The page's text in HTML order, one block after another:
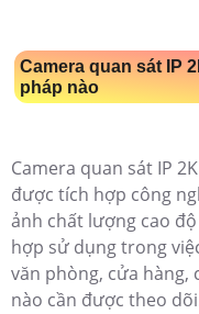
Camera quan sát IP
pháp nào
Camera quan sát IP
được tích hợp công
ảnh chất lượng cao
hợp sử dụng trong
văn phòng, cửa hàng,
nào cần được theo